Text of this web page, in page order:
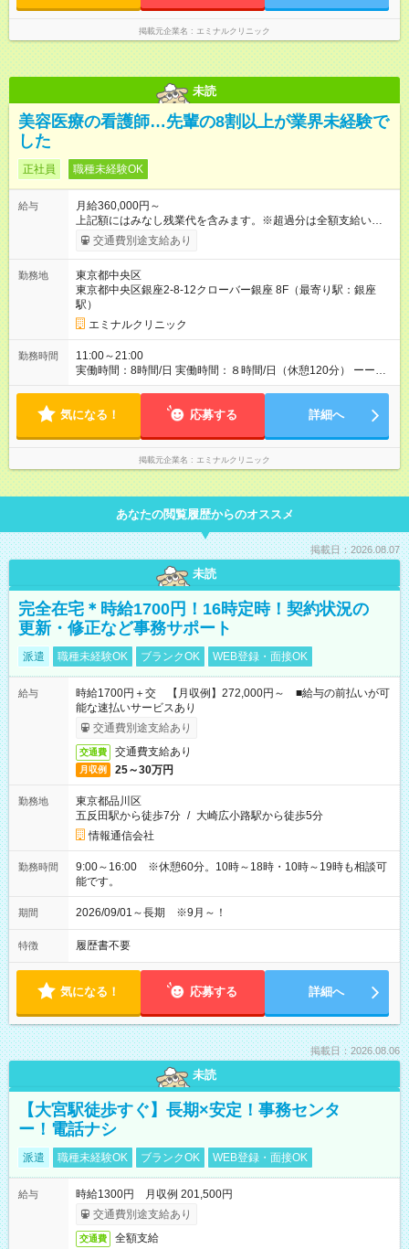
掲載元企業名 エミナルクリニック
未読
美容医療の看護師…先輩の8割以上が業界未経験で
した
正社員 職種未経験OK
給与
月給360,000円～
上記額にはみなし残業代を含みます。※超過分は全額支給いたし
ます。 みなし残業代 46,900円／月 みなし残業時間 23時間／月
【試用期間】試用期間あり 試用期間の長さ：6ヶ月 ※ 雇用形態
採用（契約社員） 給与：月給 340,000円 ～ 340,000円 上記額に
はみなし残業代を含みます。※超過分は全額支給いたします。
みなし残業代 46,900円／月 みなし残業時間 23時間／月
交通費別途支給あり
勤務地
東京都中央区
東京都中央区銀座2-8-12クローバー銀座 8F（最寄り駅：銀座
駅）
エミナルクリニック
勤務時間
11:00～21:00
実働時間：8時間/日 実働時間：８時間/日（休憩120分） ーーー
ーーーーーーー ◆残業少なめ＆通勤も楽々◆ ーーーーーーーー
シュを避けて通勤できるため快適♪ ーーーーーーーーーー ◆夜勤
勤や当直はありません♪
気になる！ 応募する 詳細へ
掲載元企業名 エミナルクリニック
あなたの閲覧履歴からのオススメ
掲載日：2026.08.07
未読
完全在宅＊時給1700円！16時定時！契約状況の
更新・修正など事務サポート
派遣 職種未経験OK ブランクOK WEB登録・面接OK
給与
時給1700円＋交 【月収例】272,000円～ ■給与の前払いが可
能な速払いサービスあり
交通費別途支給あり
交通費 交通費支給あり
月収例 25～30万円
勤務地
東京都品川区
五反田駅から徒歩7分 / 大崎広小路駅から徒歩5分
情報通信会社
勤務時間
9:00～16:00 ※休憩60分。10時～18時・10時～19時も相談可
能です。
期間 2026/09/01～長期 ※9月～！
特徴 履歴書不要
気になる！ 応募する 詳細へ
掲載日：2026.08.06
未読
【大宮駅徒歩すぐ】長期×安定！事務センタ
ー！電話ナシ
派遣 職種未経験OK ブランクOK WEB登録・面接OK
給与
時給1300円 月収例 201,500円
交通費別途支給あり
交通費 全額支給